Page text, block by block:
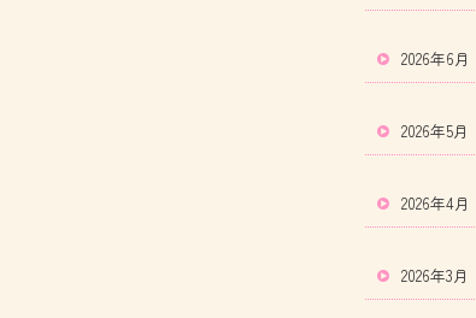
2026年6月
2026年5月
2026年4月
2026年3月